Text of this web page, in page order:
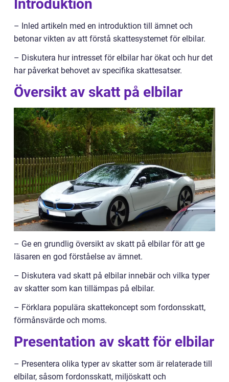
Introduktion
– Inled artikeln med en introduktion till ämnet och
betonar vikten av att förstå skattesystemet för elbilar.
– Diskutera hur intresset för elbilar har ökat och hur det
har påverkat behovet av specifika skattesatser.
Översikt av skatt på elbilar
– Ge en grundlig översikt av skatt på elbilar för att ge
läsaren en god förståelse av ämnet.
– Diskutera vad skatt på elbilar innebär och vilka typer
av skatter som kan tillämpas på elbilar.
– Förklara populära skattekoncept som fordonsskatt,
förmånsvärde och moms.
Presentation av skatt för elbilar
– Presentera olika typer av skatter som är relaterade till
elbilar, såsom fordonsskatt, miljöskatt och